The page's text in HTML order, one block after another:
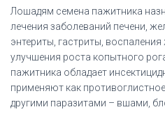
Лошадям семена пажитника
лечения заболеваний печени,
энтериты, гастриты,
улучшения роста копытного
пажитника обладает
применяют как
другими паразитами – вшами,